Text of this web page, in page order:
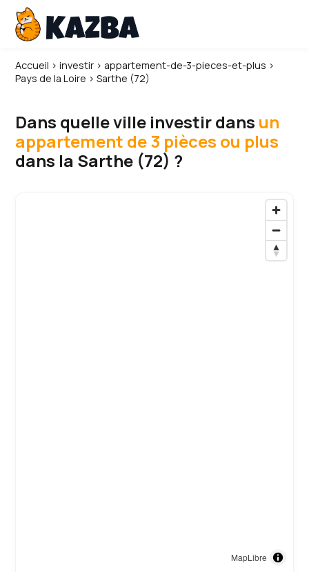
Accueil ›investir › appartement-de-3-pieces-et-plus ›
Pays de la Loire ›Sarthe (72)
Dans quelle ville investir dans un
appartement de 3 pièces ou plus
dans la Sarthe (72) ?
MapLibre